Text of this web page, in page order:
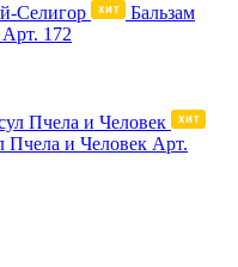
Бальзам
Арт. 172
Пчела и Человек Арт.